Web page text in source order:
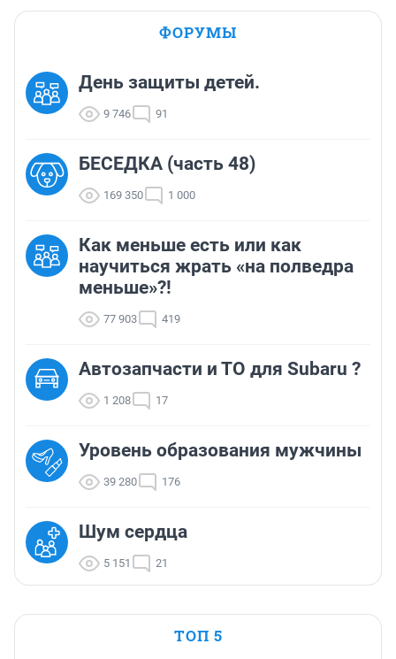
ФОРУМЫ
День защиты детей.
9 746 91
БЕСЕДКА (часть 48)
169 350 1 000
Как меньше есть или как
научиться жрать «на полведра
меньше»?!
77 903 419
Автозапчасти и ТО для Subaru ?
1 208 17
Уровень образования мужчины
39 280 176
Шум сердца
5 151 21
ТОП 5